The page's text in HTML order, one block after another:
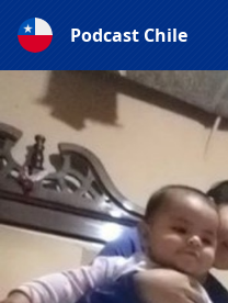
Podcast Chile